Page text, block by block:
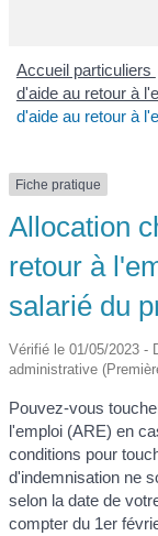
Accueil particuliers
d'aide au retour à
d'aide au retour à
Fiche pratique
Allocation
retour à
salarié du
Vérifié le 01/05/2023 -
administrative
Pouvez-vous
l'emploi (ARE) en
conditions pour
d'indemnisation ne
selon la date de
compter du 1er